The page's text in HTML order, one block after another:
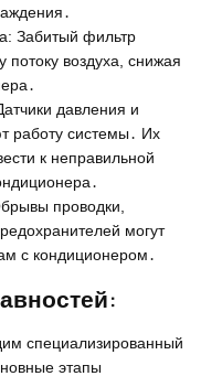
Забитый фильтр
потоку воздуха, снижая
давления и
работу системы․ Их
к неправильной
проводки,
могут
с кондиционером․
специализированный
этапы